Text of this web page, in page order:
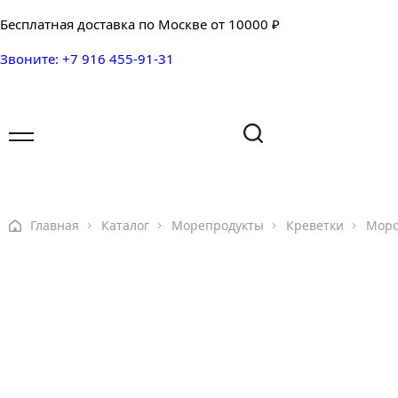
Бесплатная доставка по Москве от 10000 ₽
Звоните: +7 916 455-91-31
Главная Каталог Морепродукты Креветки
Ваш вопрос